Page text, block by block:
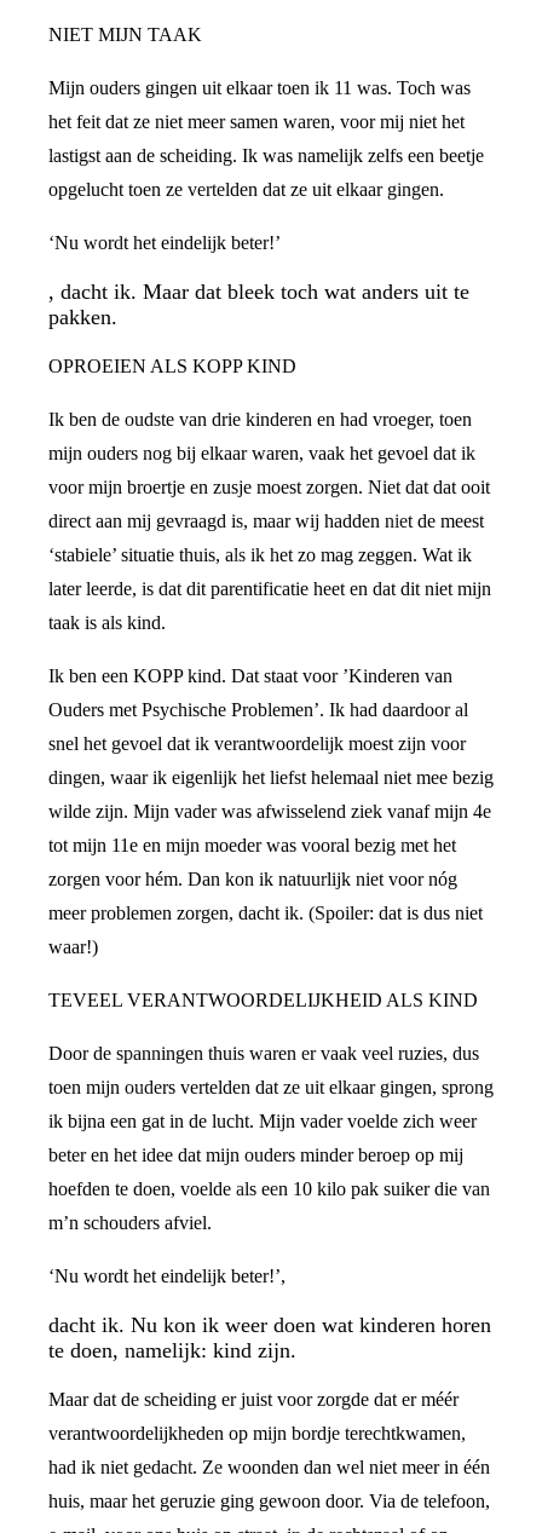
NIET MIJN TAAK
Mijn ouders gingen uit elkaar toen ik 11 was. Toch was
het feit dat ze niet meer samen waren, voor mij niet het
lastigst aan de scheiding. Ik was namelijk zelfs een beetje
opgelucht toen ze vertelden dat ze uit elkaar gingen.
‘Nu wordt het eindelijk beter!’
, dacht ik. Maar dat bleek toch wat anders uit te
pakken.
OPROEIEN ALS KOPP KIND
Ik ben de oudste van drie kinderen en had vroeger, toen
mijn ouders nog bij elkaar waren, vaak het gevoel dat ik
voor mijn broertje en zusje moest zorgen. Niet dat dat ooit
direct aan mij gevraagd is, maar wij hadden niet de meest
‘stabiele’ situatie thuis, als ik het zo mag zeggen. Wat ik
later leerde, is dat dit parentificatie heet en dat dit niet mijn
taak is als kind.
Ik ben een KOPP kind. Dat staat voor ’Kinderen van
Ouders met Psychische Problemen’. Ik had daardoor al
snel het gevoel dat ik verantwoordelijk moest zijn voor
dingen, waar ik eigenlijk het liefst helemaal niet mee bezig
wilde zijn. Mijn vader was afwisselend ziek vanaf mijn 4e
tot mijn 11e en mijn moeder was vooral bezig met het
zorgen voor hém. Dan kon ik natuurlijk niet voor nóg
meer problemen zorgen, dacht ik. (Spoiler: dat is dus niet
waar!)
TEVEEL VERANTWOORDELIJKHEID ALS KIND
Door de spanningen thuis waren er vaak veel ruzies, dus
toen mijn ouders vertelden dat ze uit elkaar gingen, sprong
ik bijna een gat in de lucht. Mijn vader voelde zich weer
beter en het idee dat mijn ouders minder beroep op mij
hoefden te doen, voelde als een 10 kilo pak suiker die van
m’n schouders afviel.
‘Nu wordt het eindelijk beter!’,
dacht ik. Nu kon ik weer doen wat kinderen horen
te doen, namelijk: kind zijn.
Maar dat de scheiding er juist voor zorgde dat er méér
verantwoordelijkheden op mijn bordje terechtkwamen,
had ik niet gedacht. Ze woonden dan wel niet meer in één
huis, maar het geruzie ging gewoon door. Via de telefoon,